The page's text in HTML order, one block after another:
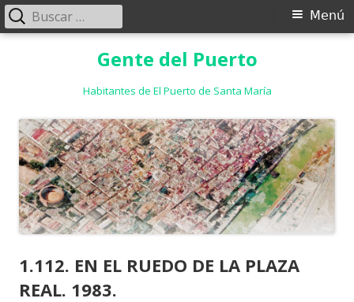
Gente del Puerto
Habitantes de El Puerto de Santa María
Menú
Menú
Buscar:
1.112. EN EL RUEDO DE LA PLAZA
REAL. 1983.